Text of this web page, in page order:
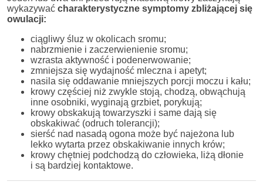
wykazywać charakterystyczne symptomy zbliżającej się
owulacji:
ciągliwy śluz w okolicach sromu;
nabrzmienie i zaczerwienienie sromu;
wzrasta aktywność i podenerwowanie;
zmniejsza się wydajność mleczna i apetyt;
nasila się oddawanie mniejszych porcji moczu i kału;
krowy częściej niż zwykle stoją, chodzą, obwąchują
inne osobniki, wyginają grzbiet, porykują;
krowy obskakują towarzyszki i same dają się
obskakiwać (odruch tolerancji);
sierść nad nasadą ogona może być najeżona lub
lekko wytarta przez obskakiwanie innych krów;
krowy chętniej podchodzą do człowieka, liżą dłonie
i są bardziej kontaktowe.